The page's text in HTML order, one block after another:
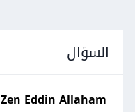
السؤال
Zen Eddin Allaham